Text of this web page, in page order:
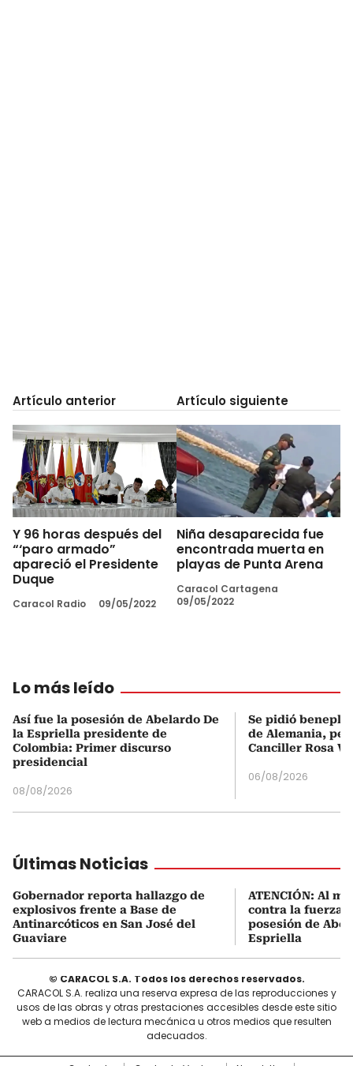
Artículo anterior
Y 96 horas después del
“‘paro armado”
apareció el Presidente
Duque
Caracol Radio 09/05/2022
Artículo siguiente
Niña desaparecida fue
encontrada muerta en
playas de Punta Arena
Caracol Cartagena
09/05/2022
Lo más leído
Así fue la posesión de Abelardo De
la Espriella presidente de
Colombia: Primer discurso
presidencial
08/08/2026
Se pidió
de Alemania,
Canciller Rosa
06/08/2026
Últimas Noticias
Gobernador reporta hallazgo de
explosivos frente a Base de
Antinarcóticos en San José del
Guaviare
ATENCIÓN: Al
contra la fuerza
posesión de
Espriella
© CARACOL S.A. Todos los derechos reservados.
CARACOL S.A. realiza una reserva expresa de las reproducciones y
usos de las obras y otras prestaciones accesibles desde este sitio
web a medios de lectura mecánica u otros medios que resulten
adecuados.